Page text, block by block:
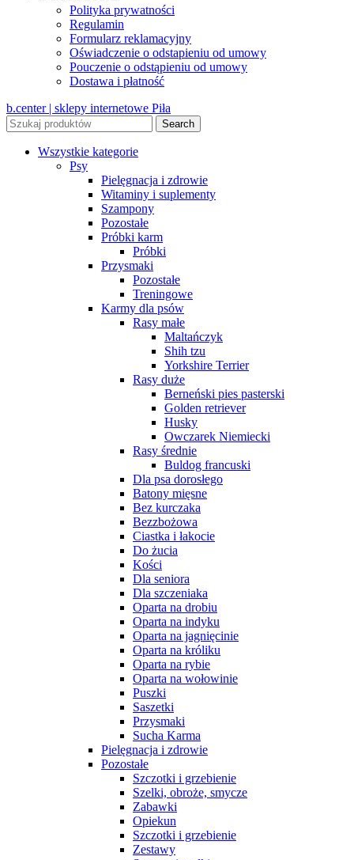
Polityka prywatności
Regulamin
Formularz reklamacyjny
Oświadczenie o odstapieniu od umowy
Pouczenie o odstąpieniu od umowy
Dostawa i płatność
b.center | sklepy internetowe Piła
Search
Wszystkie kategorie
Psy
Pielęgnacja i zdrowie
Witaminy i suplementy
Szampony
Pozostałe
Próbki karm
Próbki
Przysmaki
Pozostałe
Treningowe
Karmy dla psów
Rasy małe
Maltańczyk
Shih tzu
Yorkshire Terrier
Rasy duże
Berneński pies pasterski
Golden retriever
Husky
Owczarek Niemiecki
Rasy średnie
Buldog francuski
Dla psa dorosłego
Batony mięsne
Bez kurczaka
Bezzbożowa
Ciastka i łakocie
Do żucia
Kości
Dla seniora
Dla szczeniaka
Oparta na drobiu
Oparta na indyku
Oparta na jagnięcinie
Oparta na króliku
Oparta na rybie
Oparta na wołowinie
Puszki
Saszetki
Przysmaki
Sucha Karma
Pielęgnacja i zdrowie
Pozostałe
Szczotki i grzebienie
Szelki, obroże, smycze
Zabawki
Opiekun
Szczotki i grzebienie
Zestawy